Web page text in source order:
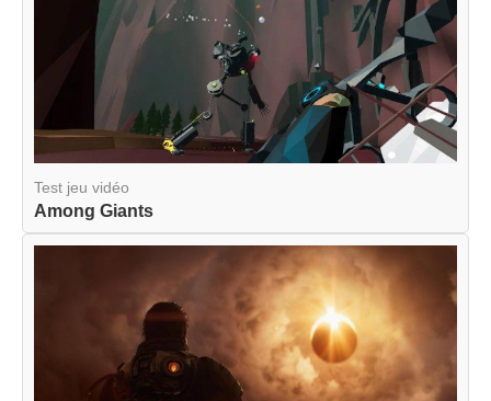
Test jeu vidéo
Among Giants